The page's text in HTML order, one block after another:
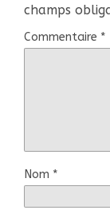
champs
Commentaire *
Nom *